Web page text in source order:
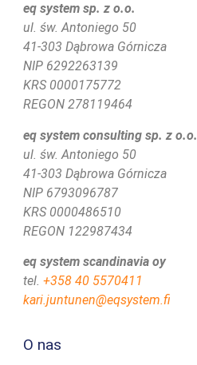
eq system sp. z o.o.
ul. św. Antoniego 50
41-303 Dąbrowa Górnicza
NIP 6292263139
KRS 0000175772
REGON 278119464
eq system consulting sp. z o.o.
ul. św. Antoniego 50
41-303 Dąbrowa Górnicza
NIP 6793096787
KRS 0000486510
REGON 122987434
eq system scandinavia oy
tel. +358 40 5570411
kari.juntunen@eqsystem.fi
O nas